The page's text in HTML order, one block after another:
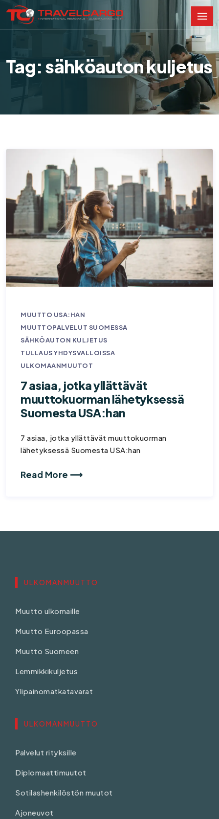
Tag: sähköauton kuljetus
MUUTTO USA:HAN
MUUTTOPALVELUT SUOMESSA
SÄHKÖAUTON KULJETUS
TULLAUS YHDYSVALLOISSA
ULKOMAANMUUTOT
7 asiaa, jotka yllättävät
muuttokuorman lähetyksessä
Suomesta USA:han
7 asiaa, jotka yllättävät muuttokuorman
lähetyksessä Suomesta USA:han
Read More ⟶
ULKOMANMUUTTO
Muutto ulkomaille
Muutto Euroopassa
Muutto Suomeen
Lemmikkikuljetus
Ylipainomatkatavarat
ULKOMANMUUTTO
Palvelut rityksille
Diplomaattimuutot
Sotilashenkilöstön muutot
Ajoneuvot